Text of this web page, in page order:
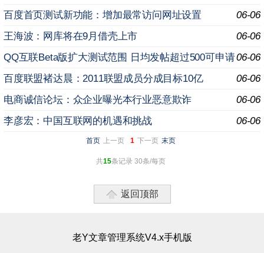
06-06
百度首页测试新功能：增加最常访问网址设置
06-06
王海波：网库将在9月借壳上市
06-06
QQ互联Beta版扩大测试范围 日均发帖超过500可申请
06-06
百度联盟褚达晨：2011联盟成员分成目标10亿
06-06
电商诚信论坛：众企业曝光本行业恶意欺诈
06-06
李彦宏：中国互联网的机遇和挑战
首页 上一页 1 下一页 末页
共15条记录 30条/每页
返回顶部
老Y文章管理系统V4.x手机版